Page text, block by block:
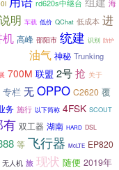
rd620s中继台
海
说明 车载 低价 QChat 低成本 进
机 高峰 邵阳市 统建 识别 防护
油气 神秘 Trunking
700M 联盟 2号抢 关于
专栏 无OPPO C2620 覆
务 施行 以下简称 4FSK SCOUT
有 双工器 湖南 HARD DSL
等 飞行器 McLTE EP820
无人机 旅 现状 随便 2019年